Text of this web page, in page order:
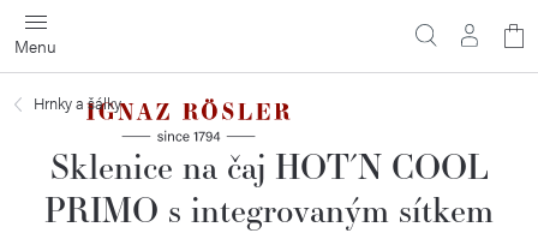
Přejít
na
obsah
Hrnky a šálky
Sklenice na čaj HOT´N COOL
PRIMO s integrovaným sítkem